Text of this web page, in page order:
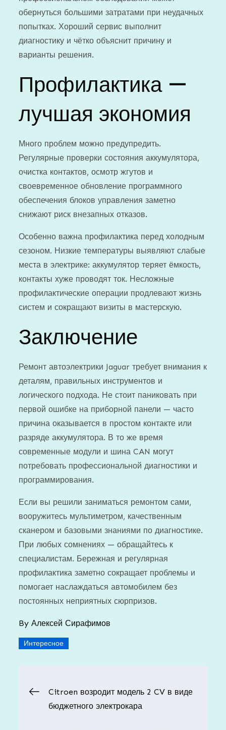
обернуться большими затратами при неудачных
попытках. Хороший сервис выполнит
диагностику и чётко объяснит причину и
варианты решения.
Профилактика —
лучшая экономия
Много проблем можно предупредить.
Регулярные проверки состояния аккумулятора,
очистка контактов, осмотр жгутов и
своевременное обновление программного
обеспечения блоков управления заметно
снижают риск внезапных отказов.
Особенно важна профилактика перед холодным
сезоном. Низкие температуры выявляют слабые
места в электрике: аккумулятор теряет ёмкость,
контакты хуже проводят ток. Несложные
профилактические операции продлевают жизнь
систем и сокращают визиты в мастерскую.
Заключение
Ремонт автоэлектрики Jaguar требует внимания к
деталям, правильных инструментов и
логического подхода. Не стоит паниковать при
первой ошибке на приборной панели — часто
причина оказывается в простом контакте или
разряде аккумулятора. В то же время
современные модули и шина CAN могут
потребовать профессиональной диагностики и
программирования.
Если вы решили заниматься ремонтом сами,
вооружитесь мультиметром, качественным
сканером и базовыми знаниями по диагностике.
При любых сомнениях — обращайтесь к
специалистам. Бережная и регулярная
профилактика заметно сокращает проблемы и
помогает наслаждаться автомобилем без
постоянных неприятных сюрпризов.
ByАлексей Сирафимов
Интересное
Навигация
Citroen возродит модель 2 CV в виде
бюджетного электрокара